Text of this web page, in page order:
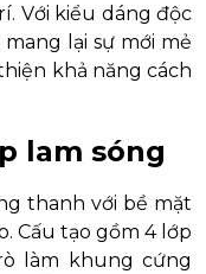
Với kiểu dáng độc
lại sự mới mẻ
khả năng cách
lam sóng
thanh với bề mặt
Cấu tạo gồm 4 lớp
làm khung cứng